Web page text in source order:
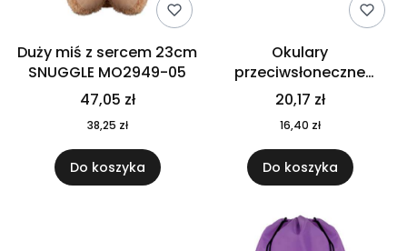
Duży miś z sercem 23cm
SNUGGLE MO2949-05
47,05 zł
38,25 zł
Do koszyka
Okulary
przeciwsłoneczne
CALIFORNIA TOUCH
MO9617-10
20,17 zł
16,40 zł
Do koszyka